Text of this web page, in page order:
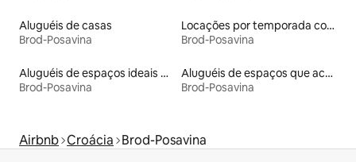
Aluguéis de casas
Brod-Posavina
Locações por temporada com piscina
Brod-Posavina
Aluguéis de espaços ideais para famílias
Brod-Posavina
Aluguéis de espaços que aceitam animais de estimação
Brod-Posavina
Airbnb Croácia Brod-Posavina